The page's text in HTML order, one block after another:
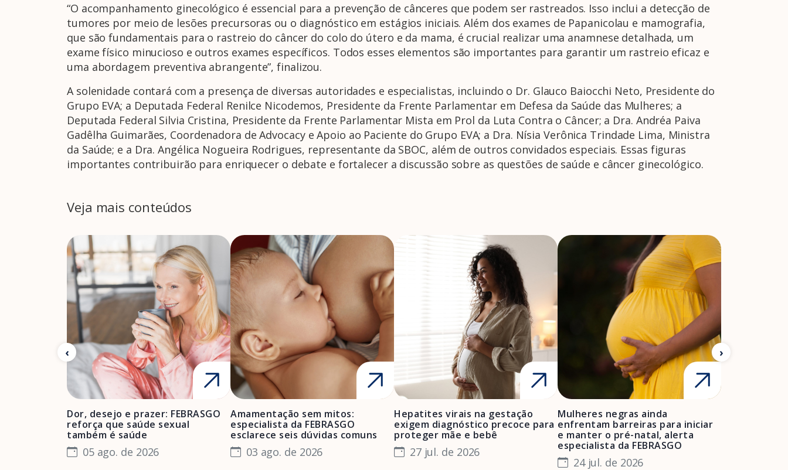
Ensino Publicações
“O acompanhamento ginecológico é essencial para a prevenção de cânceres que podem ser rastreados. Isso inclui a detecção de
tumores por meio de lesões precursoras ou o diagnóstico em estágios iniciais. Além dos exames de Papanicolau e mamografia,
que são fundamentais para o rastreio do câncer do colo do útero e da mama, é crucial realizar uma anamnese detalhada, um
exame físico minucioso e outros exames específicos. Todos esses elementos são importantes para garantir um rastreio eficaz e
uma abordagem preventiva abrangente”, finalizou.
A solenidade contará com a presença de diversas autoridades e especialistas, incluindo o Dr. Glauco Baiocchi Neto, Presidente do
Grupo EVA; a Deputada Federal Renilce Nicodemos, Presidente da Frente Parlamentar em Defesa da Saúde das Mulheres; a
Deputada Federal Silvia Cristina, Presidente da Frente Parlamentar Mista em Prol da Luta Contra o Câncer; a Dra. Andréa Paiva
Gadêlha Guimarães, Coordenadora de Advocacy e Apoio ao Paciente do Grupo EVA; a Dra. Nísia Verônica Trindade Lima, Ministra
da Saúde; e a Dra. Angélica Nogueira Rodrigues, representante da SBOC, além de outros convidados especiais. Essas figuras
importantes contribuirão para enriquecer o debate e fortalecer a discussão sobre as questões de saúde e câncer ginecológico.
Veja mais conteúdos
Dor, desejo e prazer: FEBRASGO
reforça que saúde sexual
também é saúde
05 ago. de 2026
Amamentação sem mitos:
especialista da FEBRASGO
esclarece seis dúvidas comuns
03 ago. de 2026
Hepatites virais na gestação
exigem diagnóstico precoce para
proteger mãe e bebê
27 jul. de 2026
Mulheres negras ainda
enfrentam barreiras para iniciar
e manter o pré-natal, alerta
especialista da FEBRASGO
24 jul. de 2026